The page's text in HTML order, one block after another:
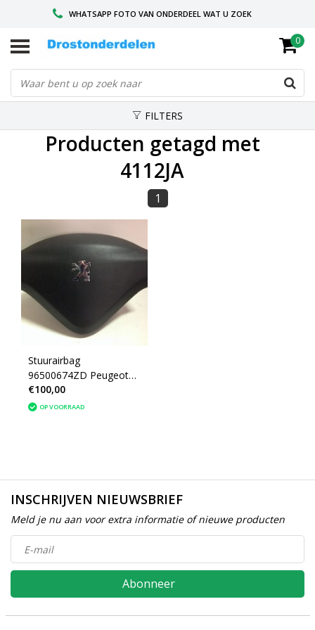
WHATSAPP FOTO VAN ONDERDEEL WAT U ZOEK
VOOR 16.00 BESTELD, VANDAAG VERZONDEN
GESPECIALISEERD PEUGEOT
0
FILTERS
Producten getagd met
4112JA
1
Stuurairbag
96500674ZD Peugeot
207 (4112JA)
€100,00
OP VOORRAAD
INSCHRIJVEN NIEUWSBRIEF
Meld je nu aan voor extra informatie of nieuwe producten
Abonneer